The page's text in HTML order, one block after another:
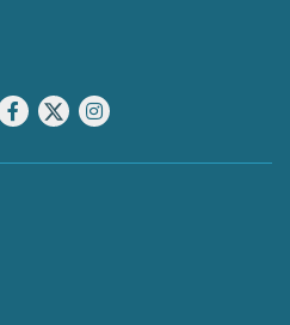
Facebook
X Instagram